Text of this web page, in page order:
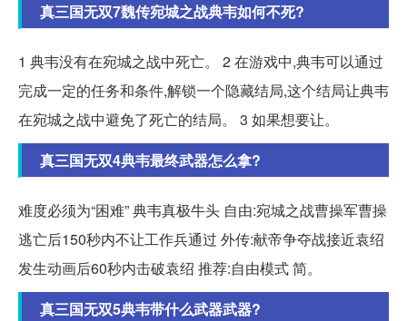
真三国无双7魏传宛城之战典韦如何不死?
1 典韦没有在宛城之战中死亡。 2 在游戏中,典韦可以通过
完成一定的任务和条件,解锁一个隐藏结局,这个结局让典韦
在宛城之战中避免了死亡的结局。 3 如果想要让。
真三国无双4典韦最终武器怎么拿?
难度必须为“困难” 典韦真极牛头 自由:宛城之战曹操军曹操
逃亡后150秒内不让工作兵通过 外传:献帝争夺战接近袁绍
发生动画后60秒内击破袁绍 推荐:自由模式 简。
真三国无双5典韦带什么武器武器?